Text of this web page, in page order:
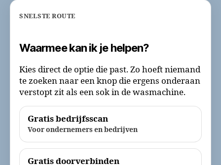
SNELSTE ROUTE
Waarmee kan ik je helpen?
Kies direct de optie die past. Zo hoeft niemand
te zoeken naar een knop die ergens onderaan
verstopt zit als een sok in de wasmachine.
Gratis bedrijfsscan
Voor ondernemers en bedrijven
Gratis doorverbinden